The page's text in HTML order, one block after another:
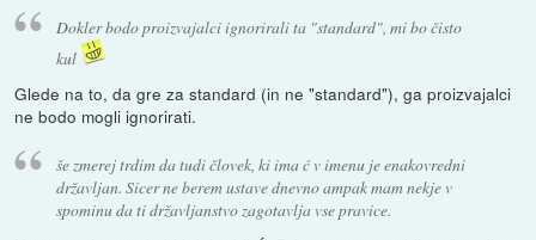
Dokler bodo proizvajalci ignorirali ta "standard", mi bo čisto
kul
Glede na to, da gre za standard (in ne "standard"), ga proizvajalci
ne bodo mogli ignorirati.
še zmerej trdim da tudi človek, ki ima ć v imenu je enakovredni
državljan. Sicer ne berem ustave dnevno ampak mam nekje v
spominu da ti državljanstvo zagotavlja vse pravice.